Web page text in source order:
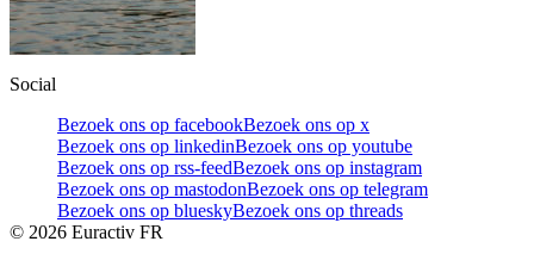
Social
Bezoek ons op facebookBezoek ons op x
Bezoek ons op linkedinBezoek ons op youtube
Bezoek ons op rss-feedBezoek ons op instagram
Bezoek ons op mastodonBezoek ons op telegram
Bezoek ons op blueskyBezoek ons op threads
© 2026 Euractiv FR